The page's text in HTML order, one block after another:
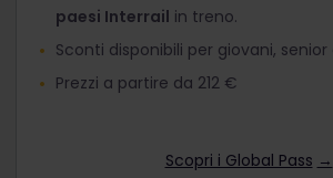
paesi Interrail in treno.
Sconti disponibili per giovani,
Prezzi a partire da 212 €
Scopri i Global Pass →